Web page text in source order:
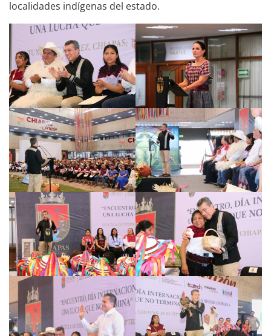
localidades indígenas del estado.